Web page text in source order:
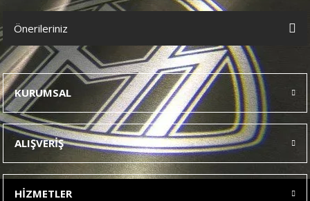
Önerileriniz
Bu ürünün fiyat bilgisi, resim, ürün açıklamalarında ve diğer
konularda yetersiz gördüğünüz noktaları öneri formunu kullanarak
tarafımıza iletebilirsiniz.
Görüş ve önerileriniz için teşekkür ederiz.
Ürün resmi kalitesiz, bozuk veya görüntülenemiyor.
Ürün açıklamasında eksik bilgiler bulunuyor.
Ürün bilgilerinde hatalar bulunuyor.
Ürün fiyatı diğer sitelerden daha pahalı.
KURUMSAL
ALIŞVERİŞ
HİZMETLER